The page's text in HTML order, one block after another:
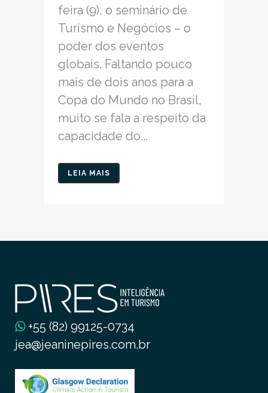
feira (9), o seminário de
Turismo e Negócios – o
poder dos eventos
globais. Faltando pouco
mais de dois anos para a
Copa do Mundo no Brasil,
muito se fala a respeito da
capacidade do...
LEIA MAIS
+55 (82) 99125-0734
jea@jeaninepires.com.br